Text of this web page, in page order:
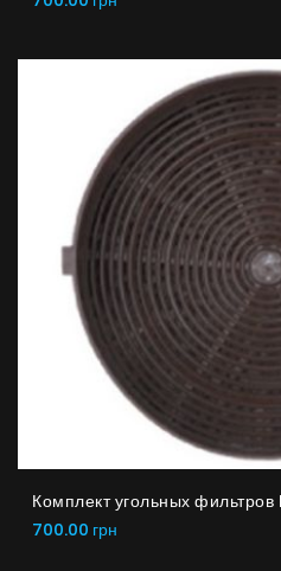
Комплект угольных
700.00 грн